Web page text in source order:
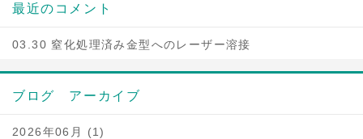
最近のコメント
03.30 窒化処理済み金型へのレーザー溶接
ブログ アーカイブ
2026年06月 (1)